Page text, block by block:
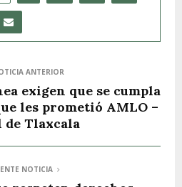
ANTERIOR
exigen que se cumpla
les prometió AMLO –
de Tlaxcala
NOTICIA